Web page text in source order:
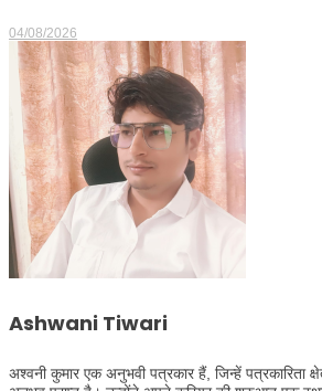
04/08/2026
Ashwani Tiwari
अश्वनी कुमार एक अनुभवी पत्रकार हैं, जिन्हें पत्रकारिता